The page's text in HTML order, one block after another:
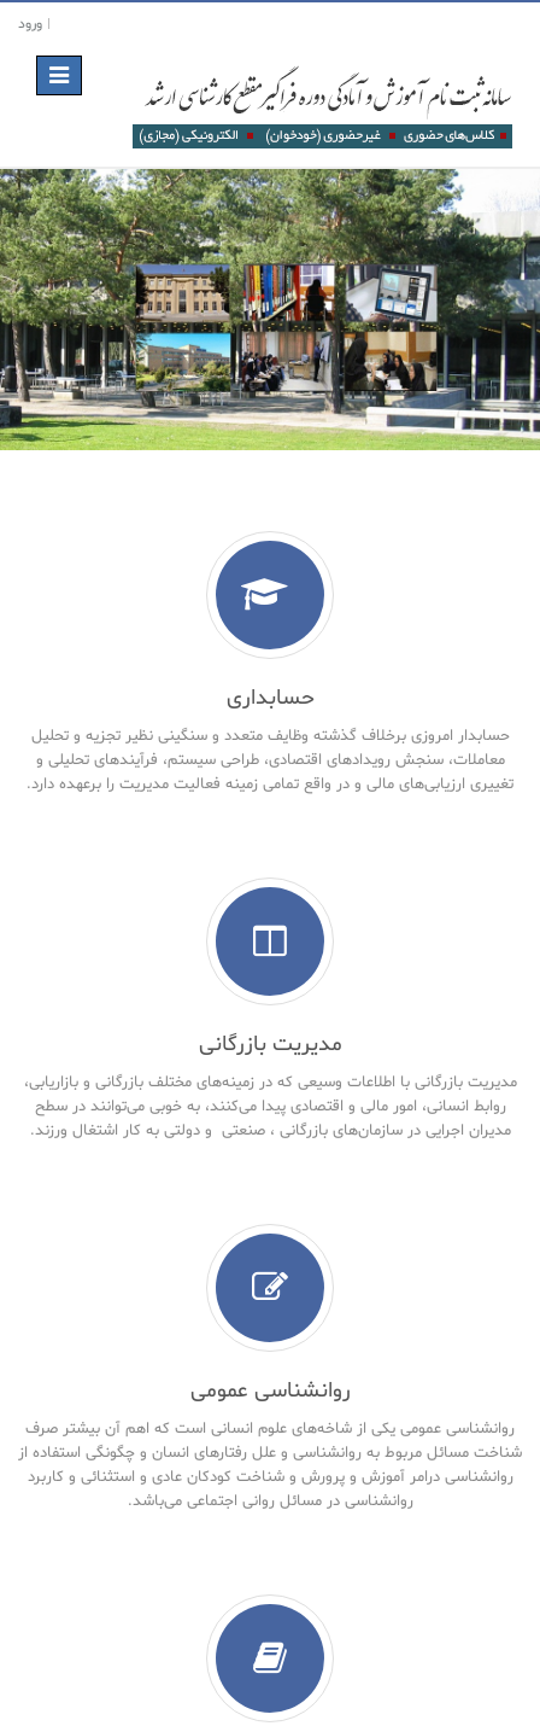
ورود
Toggle
navigation
حسابداری
حسابدار امروزی برخلاف گذشته وظایف متعدد و سنگینی نظیر تجزیه و تحلیل
معاملات، سنجش رویدادهای اقتصادی، طراحی سیستم، فرآیندهای تحلیلی و
تغییری ارزیابی‌های مالی و در واقع تمامی زمینه فعالیت مدیریت را برعهده دارد.
مدیریت بازرگانی
مدیریت بازرگانی با اطلاعات وسیعی که در زمینه‌های مختلف بازرگانی و بازاریابی،
روابط انسانی، امور مالی و اقتصادی پیدا می‌کنند، به خوبی می‌توانند در سطح
مدیران اجرایی در سازمان‌های بازرگانی ، صنعتی و دولتی به کار اشتغال ورزند.
روانشناسی عمومی
روانشناسی عمومی یکی از شاخه‌های علوم انسانی است که اهم آن بیشتر صرف
شناخت مسائل مربوط به روانشناسی و علل رفتارهای انسان و چگونگی استفاده از
روانشناسی درامر آموزش و پرورش و شناخت کودکان عادی و استثنائی و کاربرد
روانشناسی در مسائل روانی اجتماعی می‌باشد.